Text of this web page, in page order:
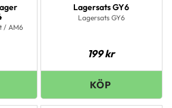
/ AM6
Lagersats GY6
Lagersats GY6
199kr